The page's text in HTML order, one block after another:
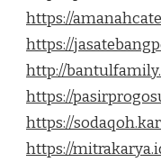
https://
https://
http://
https://
https://
https://